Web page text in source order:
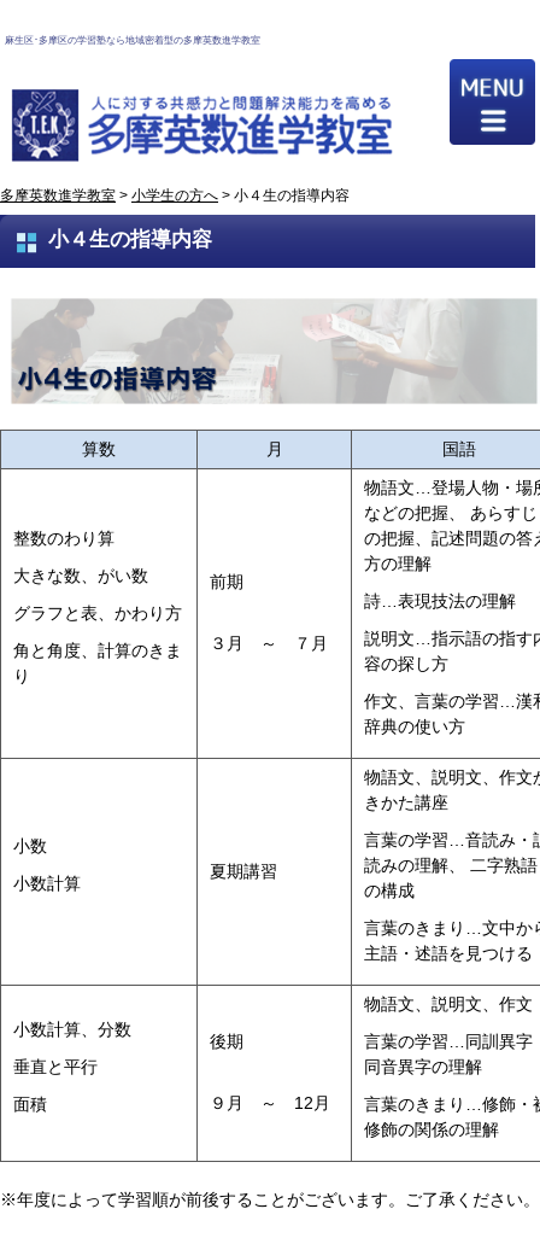
麻生区･多摩区の学習塾なら地域密着型の多摩英数進学教室
多摩英数進学教室 > 小学生の方へ > 小４生の指導内容
小４生の指導内容
算数 月 国語
整数のわり算
大きな数、がい数
グラフと表、かわり方
角と角度、計算のきま
り
前期
３月 ～ ７月
物語文…登場人物・場
などの把握、 あらすじ
の把握、記述問題の答
方の理解
詩…表現技法の理解
説明文…指示語の指す
容の探し方
作文、言葉の学習…漢
辞典の使い方
小数
小数計算
夏期講習
物語文、説明文、作文
きかた講座
言葉の学習…音読み・
読みの理解、 二字熟語
の構成
言葉のきまり…文中か
主語・述語を見つける
小数計算、分数
垂直と平行
面積
後期
９月 ～ 12月
物語文、説明文、作文
言葉の学習…同訓異字
同音異字の理解
言葉のきまり…修飾・
修飾の関係の理解
※年度によって学習順が前後することがございます。ご了承ください。